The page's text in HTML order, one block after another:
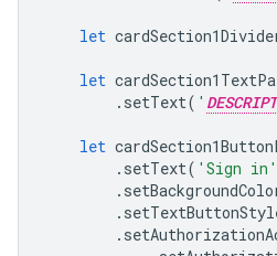
let
let
. setText( '
let
. setText( 'Sign in'
.
.
.